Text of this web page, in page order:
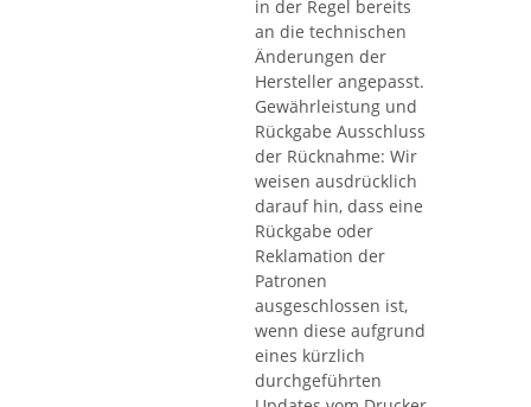
in der Regel bereits
an die technischen
Änderungen der
Hersteller angepasst.
Gewährleistung und
Rückgabe Ausschluss
der Rücknahme: Wir
weisen ausdrücklich
darauf hin, dass eine
Rückgabe oder
Reklamation der
Patronen
ausgeschlossen ist,
wenn diese aufgrund
eines kürzlich
durchgeführten